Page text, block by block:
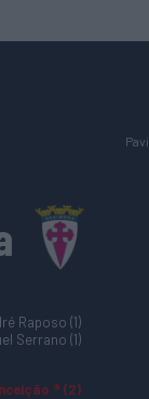
Raposo (1)
Serrano (1)
® (2)